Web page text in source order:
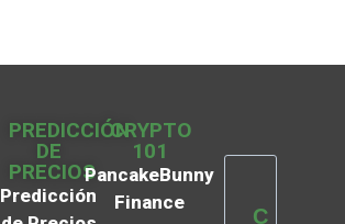
PREDICCIÓN
DE
PRECIOS
Predicción
CRYPTO
101
PancakeBunny
Finance
C